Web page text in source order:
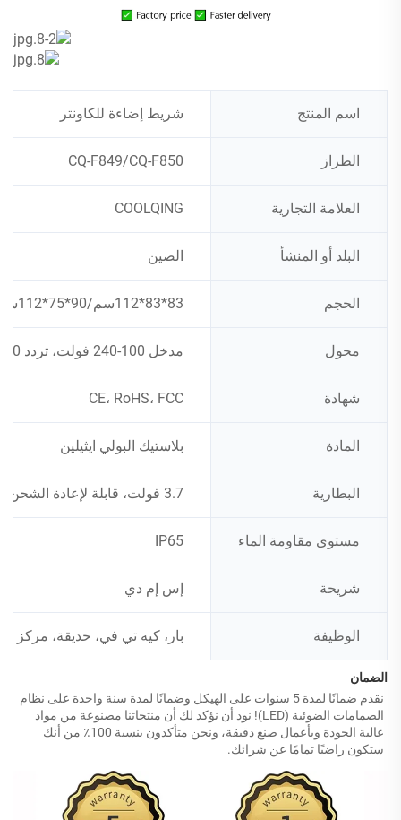
اسم المنتج شريط إضاءة للكاونتر
الطراز CQ-F849/CQ-F850
العلامة التجارية COOLQING
البلد أو المنشأ الصين
الحجم 83*83*112سم/90*75*112سم
محول مدخل 100-240 فولت، تردد 50-60 هرتز
شهادة CE، RoHS، FCC
المادة بلاستيك البولي ايثيلين
البطارية 3.7 فولت، قابلة لإعادة الشحن، تعمل لمدة 4-6 ساعات وتستمر في العمل من 8 إلى 12 ساعة، ووقت الاستعداد أكثر من 7 أشهر
مستوى مقاومة الماء IP65
شريحة إس إم دي
الوظيفة بار، كيه تي في، حديقة، مركز
الضمان
ستكون راضيًا تمامًا عن شرائك.